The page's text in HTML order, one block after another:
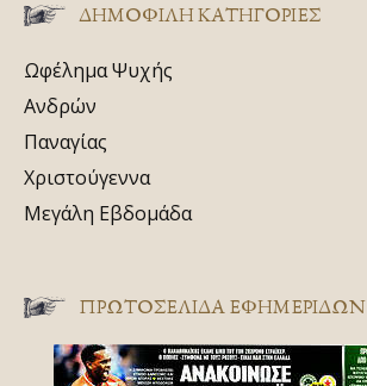
ΔΗΜΟΦΙΛΗ ΚΑΤΗΓΟΡΙΕΣ
Ωφέλημα Ψυχής
Ανδρών
Παναγίας
Χριστούγεννα
Μεγάλη Εβδομάδα
ΠΡΩΤΟΣΈΛΙΔΑ ΕΦΗΜΕΡΊΔΩΝ